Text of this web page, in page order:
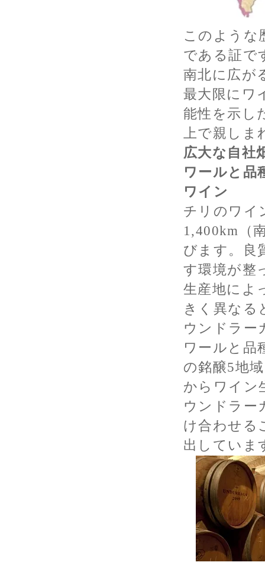
このような
である証で
南北に広が
最大限にワ
能性を示し
上で親し
広大な自社
ワールと品
ワイン
チリのワイ
1,400km（
びます。良
す環境が整
生産地によ
きく異なる
ウンドラー
ワールと品
の銘醸5地
からワイン
ウンドラー
け合わせる
出していま